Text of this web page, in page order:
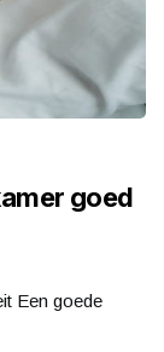
goed
Een goede